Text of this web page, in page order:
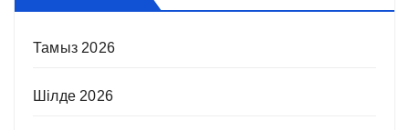
Тамыз 2026
Шілде 2026